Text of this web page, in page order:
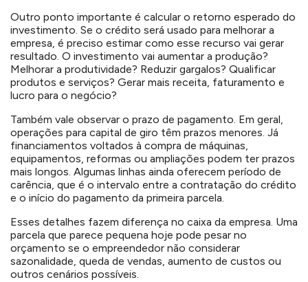
Outro ponto importante é calcular o retorno esperado do
investimento. Se o crédito será usado para melhorar a
empresa, é preciso estimar como esse recurso vai gerar
resultado. O investimento vai aumentar a produção?
Melhorar a produtividade? Reduzir gargalos? Qualificar
produtos e serviços? Gerar mais receita, faturamento e
lucro para o negócio?
Também vale observar o prazo de pagamento. Em geral,
operações para capital de giro têm prazos menores. Já
financiamentos voltados à compra de máquinas,
equipamentos, reformas ou ampliações podem ter prazos
mais longos. Algumas linhas ainda oferecem período de
carência, que é o intervalo entre a contratação do crédito
e o início do pagamento da primeira parcela.
Esses detalhes fazem diferença no caixa da empresa. Uma
parcela que parece pequena hoje pode pesar no
orçamento se o empreendedor não considerar
sazonalidade, queda de vendas, aumento de custos ou
outros cenários possíveis.